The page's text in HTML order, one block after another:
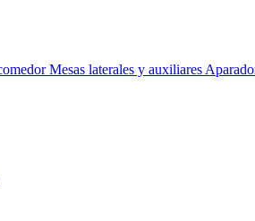
Mesas laterales y auxiliares